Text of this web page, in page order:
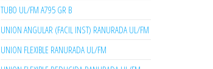
TUBO UL/FM A795 GR B
UNION ANGULAR (FACIL INST) RANURADA UL/FM
UNION FLEXIBLE RANURADA UL/FM